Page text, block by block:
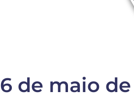
de maio de